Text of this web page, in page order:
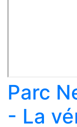
Parc
- La